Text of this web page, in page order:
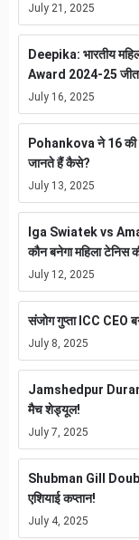
July 21, 2025
Deepika: भारतीय
Award 2024-25
July 16, 2025
Pohankova ने 16 की
जानते हैं कैसे?
July 13, 2025
Iga Swiatek vs
कौन बनेगा महिला टेनिस
July 12, 2025
संजोग गुप्ता ICC CEO
July 8, 2025
Jamshedpur
मैच शेड्यूल!
July 7, 2025
Shubman Gill
एशियाई कप्तान!
July 4, 2025